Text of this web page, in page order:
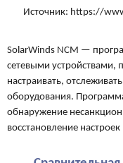
Источник: https://
SolarWinds NCM —
сетевыми устройствами,
настраивать,
оборудования.
обнаружение
восстановление